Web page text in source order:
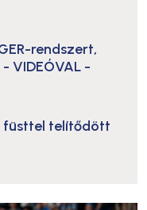
rendszert,
- VIDEÓVAL -
füsttel telítődött